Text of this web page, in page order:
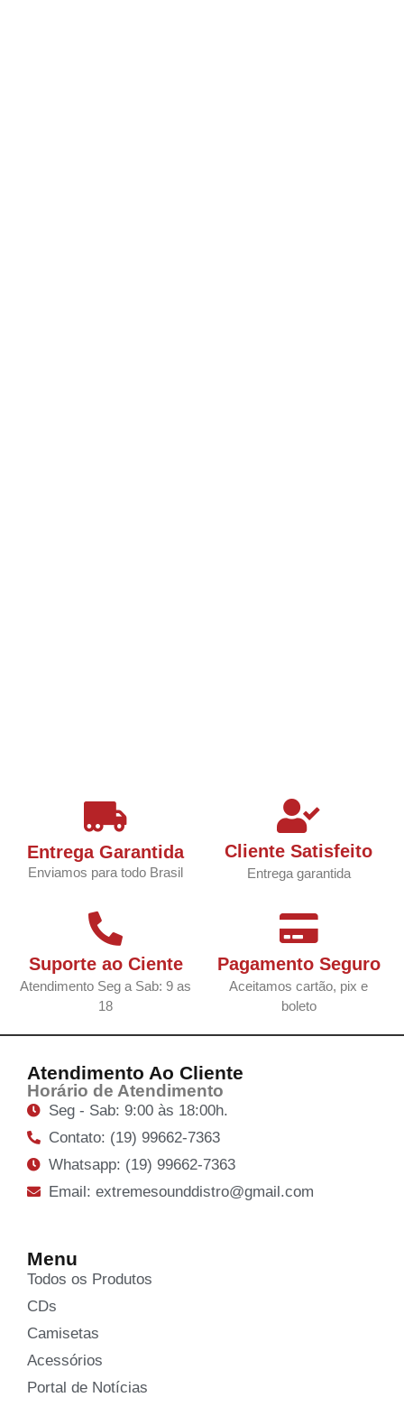
Entrega Garantida
Enviamos para todo Brasil
Cliente Satisfeito
Entrega garantida
Suporte ao Ciente
Atendimento Seg a Sab: 9 as
18
Pagamento Seguro
Aceitamos cartão, pix e
boleto
Atendimento Ao Cliente
Horário de Atendimento
Seg - Sab: 9:00 às 18:00h.
Contato: (19) 99662-7363
Whatsapp: (19) 99662-7363
Email: extremesounddistro@gmail.com
Menu
Todos os Produtos
CDs
Camisetas
Acessórios
Portal de Notícias